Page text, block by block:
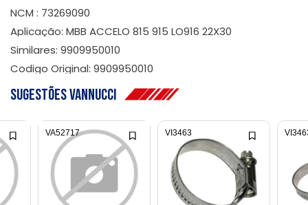
NCM : 73269090
Aplicação: MBB ACCELO 815 915 LO916 22X30
Similares: 9909950010
Codigo Original: 9909950010
Sugestões Vannucci
VA52717 VI3463